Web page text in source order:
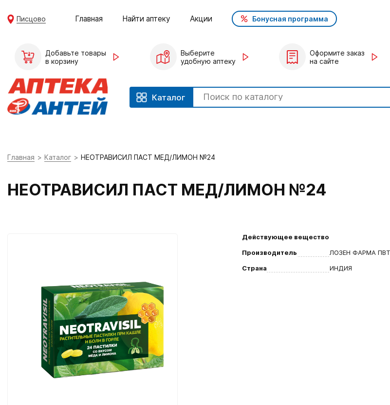
Писцово Главная Найти аптеку Акции Бонусная программа
Добавьте товары
в корзину
Выберите
удобную аптеку
Оформите заказ
на сайте
Каталог
Главная Каталог НЕОТРАВИСИЛ ПАСТ МЕД/ЛИМОН №24
НЕОТРАВИСИЛ ПАСТ МЕД/ЛИМОН №24
Действующее вещество
Производитель
ЛОЗЕН ФАРМА ПВТ
Страна
ИНДИЯ